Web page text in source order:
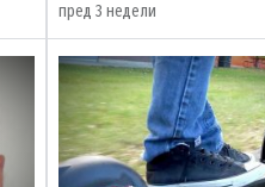
пред 3 недели